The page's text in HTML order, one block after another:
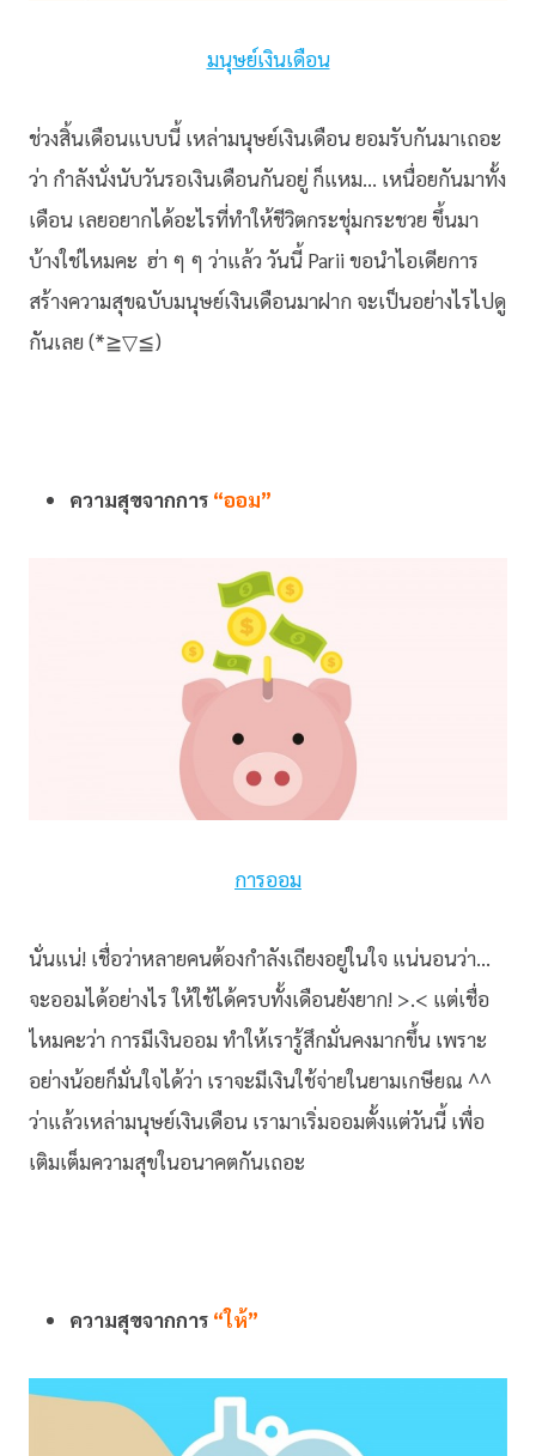
มนุษย์เงินเดือน
ช่วงสิ้นเดือนแบบนี้ เหล่ามนุษย์เงินเดือน ยอมรับกันมาเถอะ
ว่า กำลังนั่งนับวันรอเงินเดือนกันอยู่ ก็แหม… เหนื่อยกันมาทั้ง
เดือน เลยอยากได้อะไรที่ทำให้ชีวิตกระชุ่มกระชวย ขึ้นมา
บ้างใช่ไหมคะ ฮ่า ๆ ๆ ว่าแล้ว วันนี้ Parii ขอนำไอเดียการ
สร้างความสุขฉบับมนุษย์เงินเดือนมาฝาก จะเป็นอย่างไรไปดู
กันเลย (*≧▽≦)
ความสุขจากการ “ออม”
การออม
นั่นแน่! เชื่อว่าหลายคนต้องกำลังเถียงอยู่ในใจ แน่นอนว่า…
จะออมได้อย่างไร ให้ใช้ได้ครบทั้งเดือนยังยาก! >.< แต่เชื่อ
ไหมคะว่า การมีเงินออม ทำให้เรารู้สึกมั่นคงมากขึ้น เพราะ
อย่างน้อยก็มั่นใจได้ว่า เราจะมีเงินใช้จ่ายในยามเกษียณ ^^
ว่าแล้วเหล่ามนุษย์เงินเดือน เรามาเริ่มออมตั้งแต่วันนี้ เพื่อ
เติมเต็มความสุขในอนาคตกันเถอะ
ความสุขจากการ “ให้”